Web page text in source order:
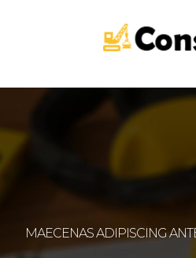
MAECENAS ADIPISCING